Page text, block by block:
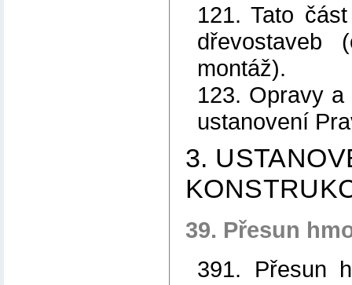
121. Tato
dřevostaveb
montáž).
123. Opravy
ustanovení
3.
39. Přesun
391. Přesun